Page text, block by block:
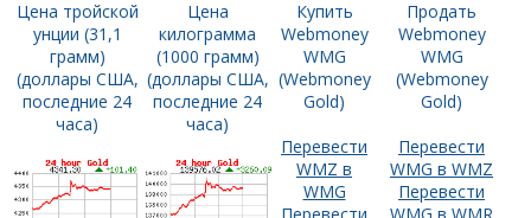
Цена тройской
унции (31,1
грамм)
(доллары США,
последние 24
часа)
Цена
килограмма
(1000 грамм)
(доллары США,
последние 24
часа)
Купить
Webmoney
WMG
(Webmoney
Gold)
Перевести
WMZ в
WMG
Продать
Webmoney
WMG
(Webmoney
Gold)
Перевести
WMG в WMZ
Перевести